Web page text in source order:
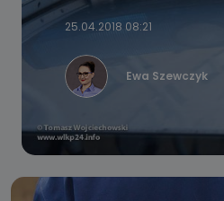
25.04.2018 08:21
Ewa Szewczyk